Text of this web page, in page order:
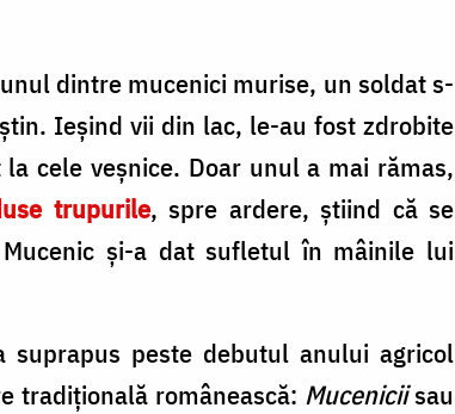
dintre mucenici murise, un soldat s-
Ieșind vii din lac, le-au fost zdrobite
cele veșnice. Doar unul a mai rămas,
trupurile, spre ardere, știind că se
și-a dat sufletul în mâinile lui
suprapus peste debutul anului agricol
tradițională românească: Muceniciisau